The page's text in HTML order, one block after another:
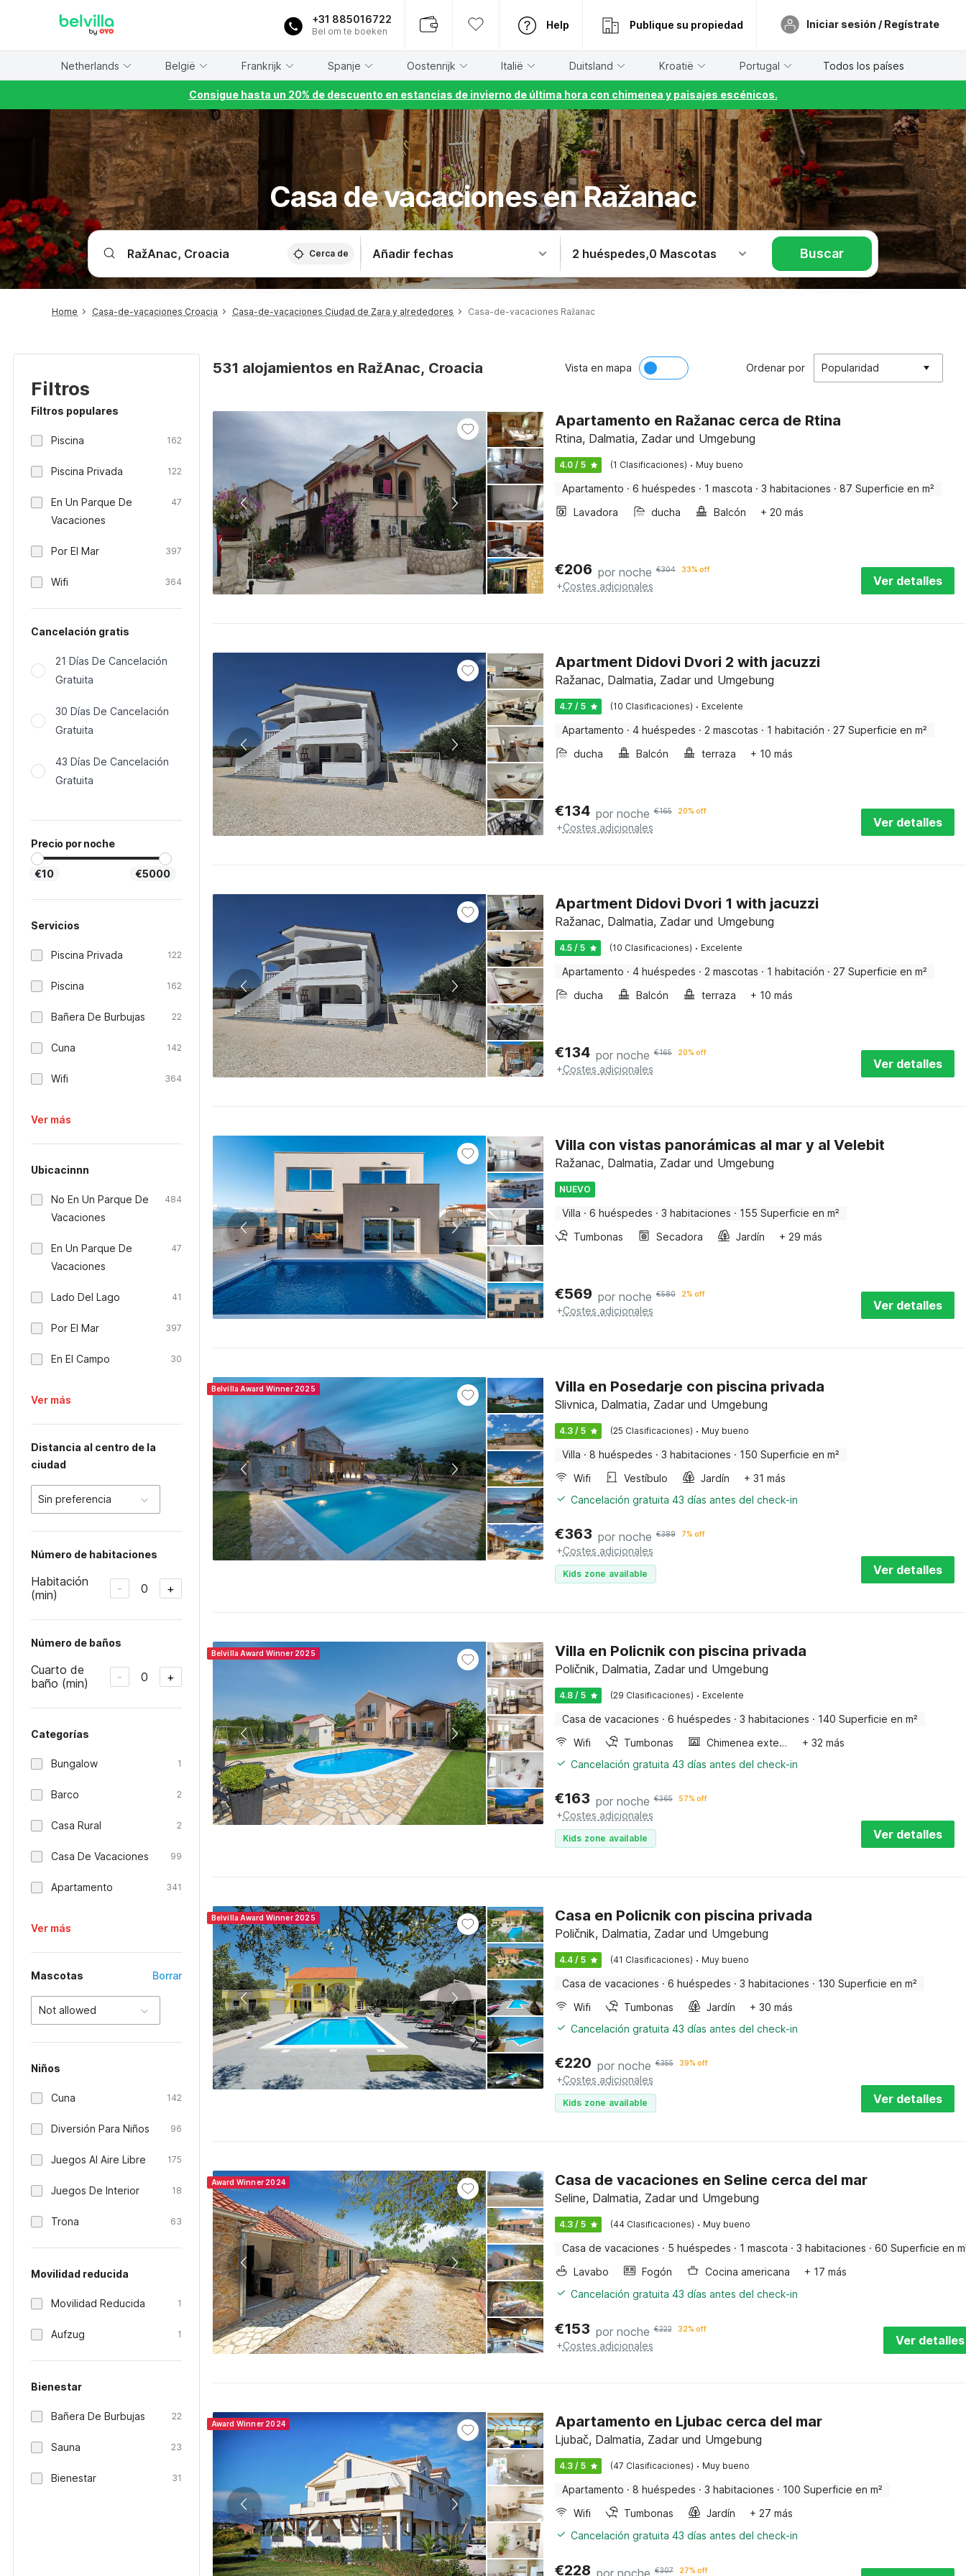
+31 885016722
Bel om te boeken
Help Publique su propiedad Iniciar sesión / Regístrate
Netherlands België Frankrijk Spanje Oostenrijk Italië Duitsland Kroatië Portugal Todos los países
Consigue hasta un 20% de descuento en estancias de invierno de última hora con chimenea y paisajes escénicos.
Casa de vacaciones en Ražanac
Cerca de Añadir fechas 2 huéspedes,0 Mascotas Buscar
Home Casa-de-vacaciones Croacia Casa-de-vacaciones Ciudad de Zara y alrededores Casa-de-vacaciones Ražanac
Filtros
Filtros populares
Piscina 162
Piscina Privada 122
En Un Parque De
Vacaciones
47
Por El Mar 397
Wifi 364
Cancelación gratis
21 Días De Cancelación
Gratuita
30 Días De Cancelación
Gratuita
43 Días De Cancelación
Gratuita
Precio por noche
€10 €5000
Servicios
Piscina Privada 122
Piscina 162
Bañera De Burbujas 22
Cuna 142
Wifi 364
Ver más
Ubicacinnn
No En Un Parque De
Vacaciones
484
En Un Parque De
Vacaciones
47
Lado Del Lago 41
Por El Mar 397
En El Campo 30
Ver más
Distancia al centro de la
ciudad
Sin preferencia
Número de habitaciones
Habitación
(min)
- 0 +
Número de baños
Cuarto de
baño (min)
- 0 +
Categorías
Bungalow 1
Barco 2
Casa Rural 2
Casa De Vacaciones 99
Apartamento 341
Ver más
Mascotas Borrar
Not allowed
Niños
Cuna 142
Diversión Para Niños 96
Juegos Al Aire Libre 175
Juegos De Interior 18
Trona 63
Movilidad reducida
Movilidad Reducida 1
Aufzug 1
Bienestar
Bañera De Burbujas 22
Sauna 23
Bienestar 31
531 alojamientos en RažAnac, Croacia Vista en mapa Ordenar por Popularidad
Apartamento en Ražanac cerca de Rtina
Rtina, Dalmatia, Zadar und Umgebung
4.0 / 5 (1 Clasificaciones) · Muy bueno
Apartamento · 6 huéspedes · 1 mascota · 3 habitaciones · 87 Superficie en m²
Lavadora
ducha Balcón + 20 más
€206 por noche €304 33% off
+Costes adicionales Ver detalles
Apartment Didovi Dvori 2 with jacuzzi
Ražanac, Dalmatia, Zadar und Umgebung
4.7 / 5 (10 Clasificaciones) · Excelente
Apartamento · 4 huéspedes · 2 mascotas · 1 habitación · 27 Superficie en m²
ducha
Balcón terraza + 10 más
€134 por noche €165 20% off
+Costes adicionales Ver detalles
Apartment Didovi Dvori 1 with jacuzzi
Ražanac, Dalmatia, Zadar und Umgebung
4.5 / 5 (10 Clasificaciones) · Excelente
Apartamento · 4 huéspedes · 2 mascotas · 1 habitación · 27 Superficie en m²
ducha
Balcón terraza + 10 más
€134 por noche €165 20% off
+Costes adicionales Ver detalles
Villa con vistas panorámicas al mar y al Velebit
Ražanac, Dalmatia, Zadar und Umgebung
NUEVO
Villa · 6 huéspedes · 3 habitaciones · 155 Superficie en m²
Tumbonas
Secadora Jardín + 29 más
€569 por noche €580 2% off
+Costes adicionales Ver detalles
Belvilla Award Winner 2025 Villa en Posedarje con piscina privada
Slivnica, Dalmatia, Zadar und Umgebung
4.3 / 5 (25 Clasificaciones) · Muy bueno
Villa · 8 huéspedes · 3 habitaciones · 150 Superficie en m²
Wifi
Vestíbulo Jardín
+ 31 más
Cancelación gratuita 43 días antes del check-in
€363 por noche €389 7% off
+Costes adicionales
Kids zone available Ver detalles
Belvilla Award Winner 2025 Villa en Policnik con piscina privada
Poličnik, Dalmatia, Zadar und Umgebung
4.8 / 5 (29 Clasificaciones) · Excelente
Casa de vacaciones · 6 huéspedes · 3 habitaciones · 140 Superficie en m²
Wifi
Tumbonas Chimenea exterior
+ 32 más
Cancelación gratuita 43 días antes del check-in
€163 por noche €365 57% off
+Costes adicionales
Kids zone available Ver detalles
Belvilla Award Winner 2025 Casa en Policnik con piscina privada
Poličnik, Dalmatia, Zadar und Umgebung
4.4 / 5 (41 Clasificaciones) · Muy bueno
Casa de vacaciones · 6 huéspedes · 3 habitaciones · 130 Superficie en m²
Wifi
Tumbonas Jardín
+ 30 más
Cancelación gratuita 43 días antes del check-in
€220 por noche €355 39% off
+Costes adicionales
Kids zone available Ver detalles
Award Winner 2024 Casa de vacaciones en Seline cerca del mar
Seline, Dalmatia, Zadar und Umgebung
4.3 / 5 (44 Clasificaciones) · Muy bueno
Casa de vacaciones · 5 huéspedes · 1 mascota · 3 habitaciones · 60 Superficie en
Lavabo
Fogón Cocina americana
+ 17 más
Cancelación gratuita 43 días antes del check-in
€153 por noche €222 32% off
+Costes adicionales Ver detalles
Award Winner 2024 Apartamento en Ljubac cerca del mar
Ljubač, Dalmatia, Zadar und Umgebung
4.3 / 5 (47 Clasificaciones) · Muy bueno
Apartamento · 8 huéspedes · 3 habitaciones · 100 Superficie en m²
Wifi
Tumbonas Jardín
+ 27 más
Cancelación gratuita 43 días antes del check-in
€228 por noche €307 27% off